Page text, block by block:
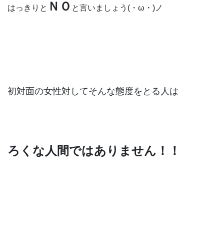
はっきりと ＮＯ と言いましょう(・ω・)ノ
初対面の女性対してそんな態度をとる人は
ろくな人間ではありません！！